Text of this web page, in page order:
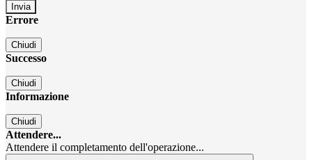
Errore
Chiudi
Successo
Chiudi
Informazione
Chiudi
Attendere...
Attendere il completamento dell'operazione...